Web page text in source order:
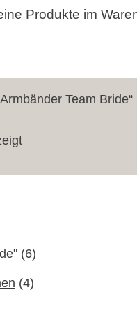
Produkte im
Team Bride“
(6)
(4)